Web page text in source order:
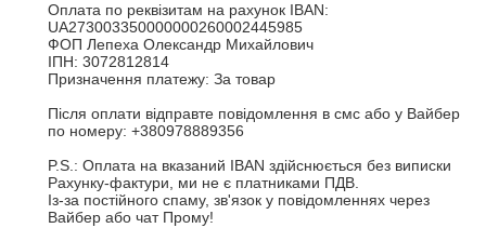
Оплата по реквізитам на рахунок IBAN:
UA273003350000000260002445985
ФОП Лепеха Олександр Михайлович
ІПН: 3072812814
Призначення платежу: За товар
Після оплати відправте повідомлення в смс або у Вайбер
по номеру: +380978889356
P.S.: Оплата на вказаний IBAN здійснюється без виписки
Рахунку-фактури, ми не є платниками ПДВ.
Із-за постійного спаму, зв'язок у повідомленнях через
Вайбер або чат Прому!